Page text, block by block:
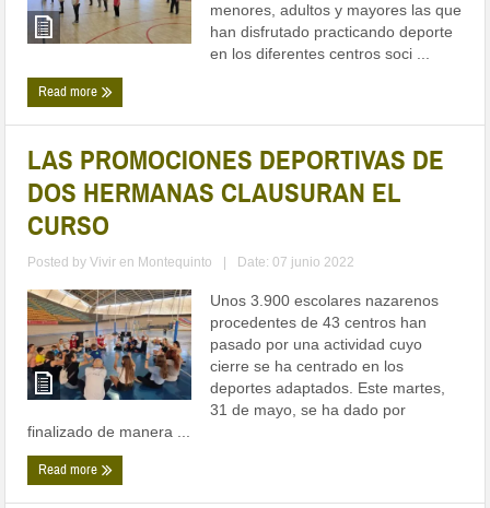
menores, adultos y mayores las que
han disfrutado practicando deporte
en los diferentes centros soci ...
Read more
LAS PROMOCIONES DEPORTIVAS DE
DOS HERMANAS CLAUSURAN EL
CURSO
Posted byVivir en Montequinto Date: 07 junio 2022
Unos 3.900 escolares nazarenos
procedentes de 43 centros han
pasado por una actividad cuyo
cierre se ha centrado en los
deportes adaptados. Este martes,
31 de mayo, se ha dado por
finalizado de manera ...
Read more